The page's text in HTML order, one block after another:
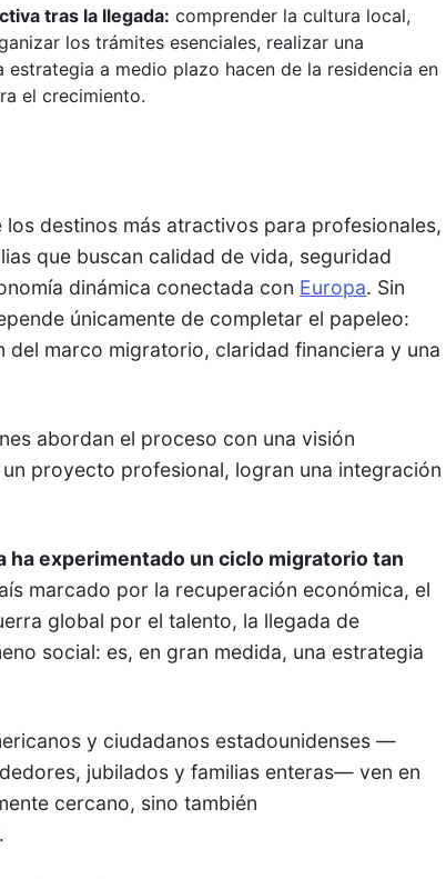
tras la llegada: comprender la cultura local,
los trámites esenciales, realizar una
a medio plazo hacen de la residencia en
el crecimiento.
destinos más atractivos para profesionales,
que buscan calidad de vida, seguridad
dinámica conectada con Europa. Sin
únicamente de completar el papeleo:
del marco migratorio, claridad financiera y una
abordan el proceso con una visión
proyecto profesional, logran una integración
ha experimentado un ciclo migratorio tan
marcado por la recuperación económica, el
global por el talento, la llegada de
social: es, en gran medida, una estrategia
y ciudadanos estadounidenses —
jubilados y familias enteras— ven en
cercano, sino también